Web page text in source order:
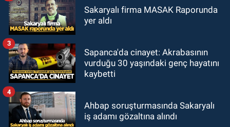
Sakaryalı firma MASAK Raporunda
yer aldı
Sapanca'da cinayet: Akrabasının
vurduğu 30 yaşındaki genç hayatını
kaybetti
3
Ahbap soruşturmasında Sakaryalı
iş adamı gözaltına alındı
4